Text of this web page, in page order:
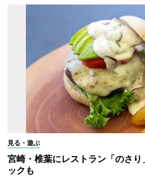
見る・遊ぶ
宮崎・椎葉にレストラン「のさ
ックも